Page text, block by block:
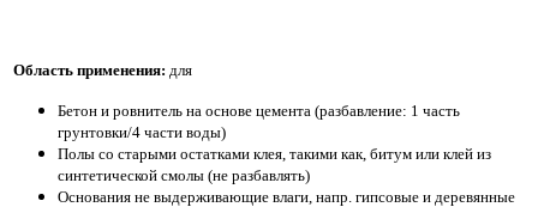
Область применения: для
Бетон и ровнитель на основе цемента (разбавление: 1 часть
грунтовки/4 части воды)
Полы со старыми остатками клея, такими как, битум или клей из
синтетической смолы (не разбавлять)
Основания не выдерживающие влаги, напр. гипсовые и деревянные